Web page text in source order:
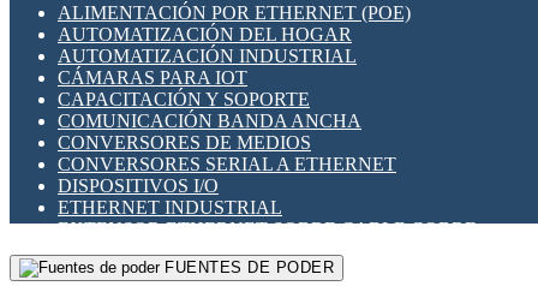
SENSORES INDUCTIVOS
TEMPORIZADORES
VARIACS
VARIADORES DE FRECUENCIA [VDF]
SECCIONADORES - INTERRUPTORES
MAQUINARIA
HERRAMIENTAS VARIAS
ILUMINACIÓN LED
INTERRUPTORES REED
INTERFACES DE RELÉ
OTROS RELÉS
PROTECCIÓN TÉRMICA
RELÉS AUTOMOTRICES
RELÉS DE SEÑAL
RELÉS DE ESTADO SÓLIDO SSR
RELÉS INDUSTRIALES
RELÉS MINIATURA DE POTENCIA
SENSORES MAGNÉTICOS
ALIMENTACIÓN POR ETHERNET (POE)
AUTOMATIZACIÓN DEL HOGAR
AUTOMATIZACIÓN INDUSTRIAL
CÁMARAS PARA IOT
CAPACITACIÓN Y SOPORTE
COMUNICACIÓN BANDA ANCHA
CONVERSORES DE MEDIOS
CONVERSORES SERIAL A ETHERNET
DISPOSITIVOS I/O
ETHERNET INDUSTRIAL
EXTENSOR ETHERNET SOBRE CABLE COBRE
GATEWAY LORAWAN
GESTIÓN DE REDESFUENTES DE PODER